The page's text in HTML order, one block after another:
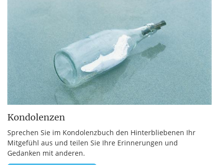
Kondolenzen
Sprechen Sie im Kondolenzbuch den Hinterbliebenen Ihr
Mitgefühl aus und teilen Sie Ihre Erinnerungen und
Gedanken mit anderen.